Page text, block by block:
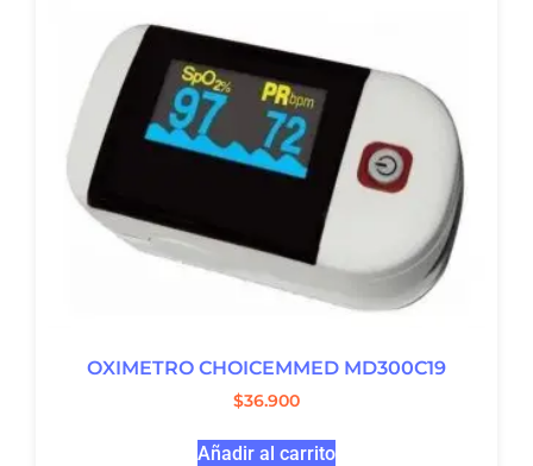
OXIMETRO CHOICEMMED MD300C19
$36.900
Añadir al carrito